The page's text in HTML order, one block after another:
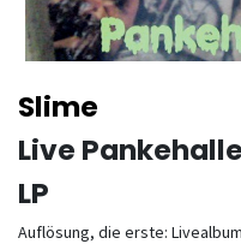
Slime
Live
LP
Auflösung, die erste: